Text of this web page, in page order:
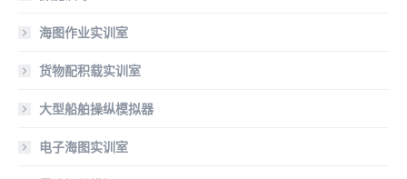
海图作业实训室
货物配积载实训室
大型船舶操纵模拟器
电子海图实训室